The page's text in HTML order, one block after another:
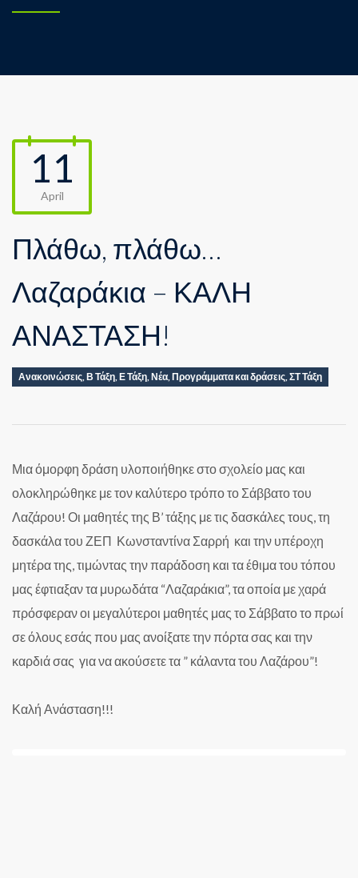
11
April
Πλάθω, πλάθω…
Λαζαράκια – ΚΑΛΗ
ΑΝΑΣΤΑΣΗ!
Ανακοινώσεις,Β Τάξη,Ε Τάξη,Νέα,Προγράμματα και δράσεις,ΣΤ Τάξη
Μια όμορφη δράση υλοποιήθηκε στο σχολείο μας και
ολοκληρώθηκε με τον καλύτερο τρόπο το Σάββατο του
Λαζάρου! Οι μαθητές της Β’ τάξης με τις δασκάλες τους, τη
δασκάλα του ΖΕΠ Κωνσταντίνα Σαρρή και την υπέροχη
μητέρα της, τιμώντας την παράδοση και τα έθιμα του τόπου
μας έφτιαξαν τα μυρωδάτα “Λαζαράκια”, τα οποία με χαρά
πρόσφεραν οι μεγαλύτεροι μαθητές μας το Σάββατο το πρωί
σε όλους εσάς που μας ανοίξατε την πόρτα σας και την
καρδιά σας για να ακούσετε τα ” κάλαντα του Λαζάρου”!
Καλή Ανάσταση!!!